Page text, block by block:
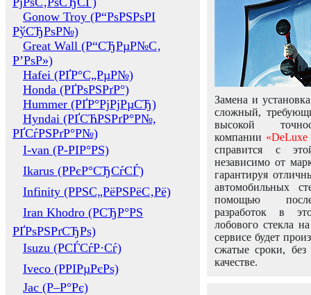
Gonow Troy (Р“РѕРЅРѕРІ
РўСЂРѕР№)
Great Wall (Р“СЂРµР№С‚
Р’РѕР»)
Hafei (РҐР°С„РµР№)
Honda (РҐРѕРЅРґР°)
Hummer (РҐР°РјРјРµСЂ)
Hyndai (РҐСЋРЅРґР°Р№,
РҐСѓРЅРґР°Р№)
I-van (Р-РІР°РЅ)
Ikarus (РРєР°СЂСѓСЃ)
Infinity (РРЅС„РёРЅРёС‚Рё)
Iran Khodro (РСЂР°РЅ
РҐРѕРЅРґСЂРѕ)
Isuzu (РСЃСѓР·Сѓ)
Iveco (РРІРµРєРѕ)
Jac (Р–Р°Рє)
Замена и
сложный,
высокой
компании «DeLuxe
справится с
независимо от
гарантируя
автомобильных
помощью
разработок в
лобового стекла
сервисе будет
сжатые сроки,
качестве.